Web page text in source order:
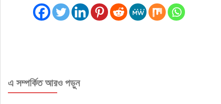
এ সম্পর্কিত আরও পড়ুন